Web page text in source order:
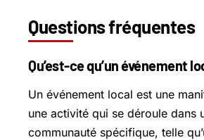
Questions fréquentes
Qu’est-ce qu’un événement
Un événement local est une
une activité qui se déroule dans
communauté spécifique, telle